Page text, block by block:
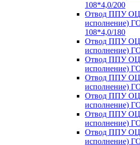
108*4,0/200
Отвод ППУ ОЦ
исполнение)
108*4,0/180
Отвод ППУ ОЦ
исполнение)
Отвод ППУ ОЦ
исполнение)
Отвод ППУ ОЦ
исполнение)
Отвод ППУ ОЦ
исполнение)
Отвод ППУ ОЦ
исполнение)
Отвод ППУ ОЦ
исполнение)